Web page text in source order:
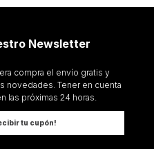
Newsletter
compra el envío gratis y
novedades. Tener en cuenta
las próximas 24 horas.
tu cupón!